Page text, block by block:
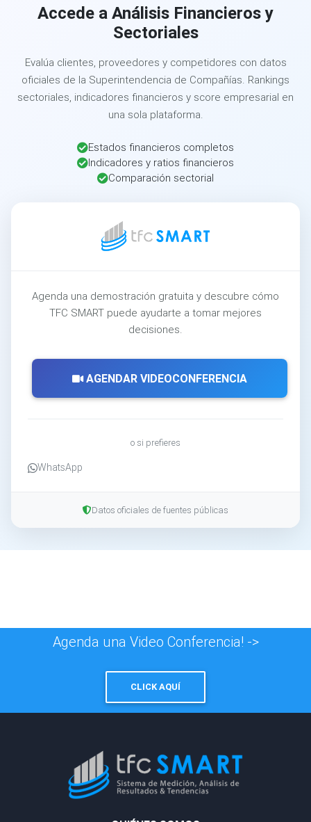
Accede a Análisis Financieros y
Sectoriales
Evalúa clientes, proveedores y competidores con datos
oficiales de la Superintendencia de Compañías. Rankings
sectoriales, indicadores financieros y score empresarial en
una sola plataforma.
Estados financieros completos
Indicadores y ratios financieros
Comparación sectorial
Agenda una demostración gratuita y descubre cómo
TFC SMART puede ayudarte a tomar mejores
decisiones.
AGENDAR VIDEOCONFERENCIA
o si prefieres
WhatsApp
Datos oficiales de fuentes públicas
Agenda una Video Conferencia! ->
CLICK AQUÍ